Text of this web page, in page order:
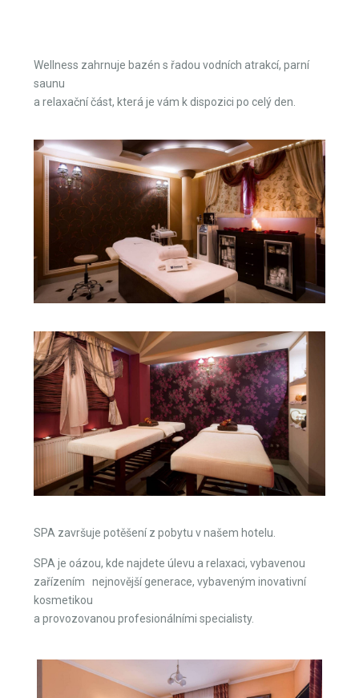
Wellness zahrnuje bazén s řadou vodních atrakcí, parní
saunu
a relaxační část, která je vám k dispozici po celý den.
SPA završuje potěšení z pobytu v našem hotelu.
SPA je oázou, kde najdete úlevu a relaxaci, vybavenou
zařízením nejnovější generace, vybaveným inovativní
kosmetikou
a provozovanou profesionálními specialisty.